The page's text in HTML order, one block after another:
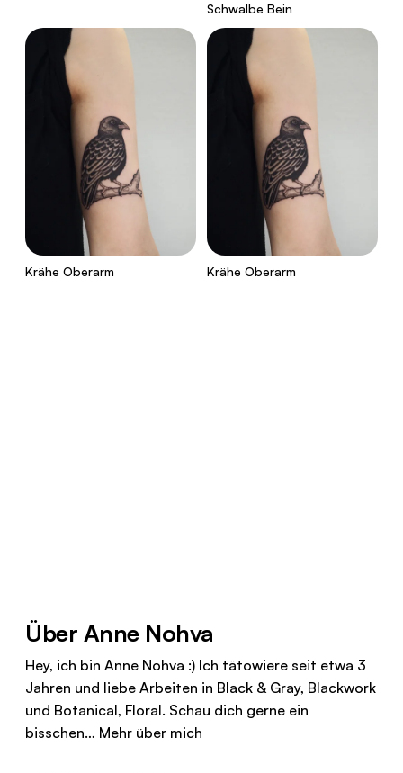
Schwalbe Bein
Krähe Oberarm Krähe Oberarm
Über Anne Nohva
Hey, ich bin Anne Nohva :) Ich tätowiere seit etwa 3
Jahren und liebe Arbeiten in Black & Gray, Blackwork
und Botanical, Floral. Schau dich gerne ein
bisschen… Mehr über mich